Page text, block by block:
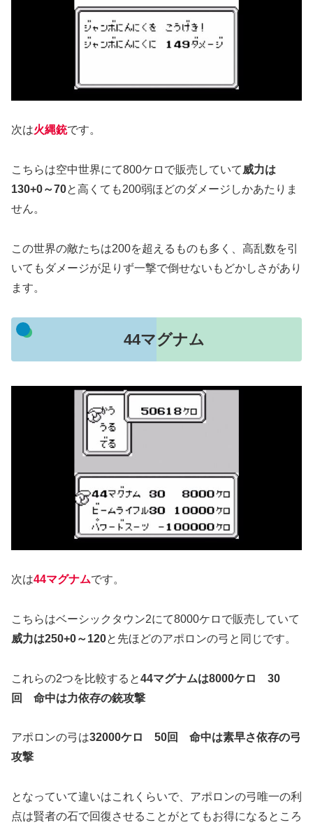
次は火縄銃です。
こちらは空中世界にて800ケロで販売していて威力は
130+0～70と高くても200弱ほどのダメージしかあたりま
せん。
この世界の敵たちは200を超えるものも多く、高乱数を引
いてもダメージが足りず一撃で倒せないもどかしさがあり
ます。
44マグナム
次は44マグナムです。
こちらはベーシックタウン2にて8000ケロで販売していて
威力は250+0～120と先ほどのアポロンの弓と同じです。
これらの2つを比較すると44マグナムは8000ケロ 30
回 命中は力依存の銃攻撃
アポロンの弓は32000ケロ 50回 命中は素早さ依存の弓
攻撃
となっていて違いはこれくらいで、アポロンの弓唯一の利
点は賢者の石で回復させることがとてもお得になるところ